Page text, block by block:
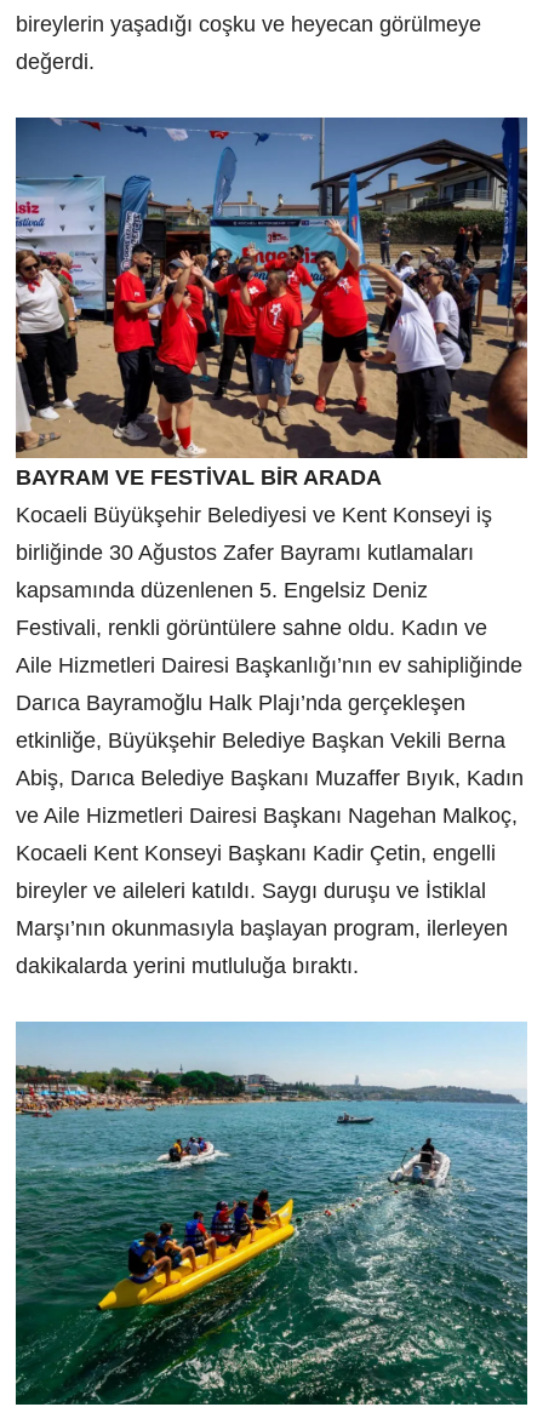
bireylerin yaşadığı coşku ve heyecan görülmeye
değerdi.
BAYRAM VE FESTİVAL BİR ARADA
Kocaeli Büyükşehir Belediyesi ve Kent Konseyi iş
birliğinde 30 Ağustos Zafer Bayramı kutlamaları
kapsamında düzenlenen 5. Engelsiz Deniz
Festivali, renkli görüntülere sahne oldu. Kadın ve
Aile Hizmetleri Dairesi Başkanlığı’nın ev sahipliğinde
Darıca Bayramoğlu Halk Plajı’nda gerçekleşen
etkinliğe, Büyükşehir Belediye Başkan Vekili Berna
Abiş, Darıca Belediye Başkanı Muzaffer Bıyık, Kadın
ve Aile Hizmetleri Dairesi Başkanı Nagehan Malkoç,
Kocaeli Kent Konseyi Başkanı Kadir Çetin, engelli
bireyler ve aileleri katıldı. Saygı duruşu ve İstiklal
Marşı’nın okunmasıyla başlayan program, ilerleyen
dakikalarda yerini mutluluğa bıraktı.